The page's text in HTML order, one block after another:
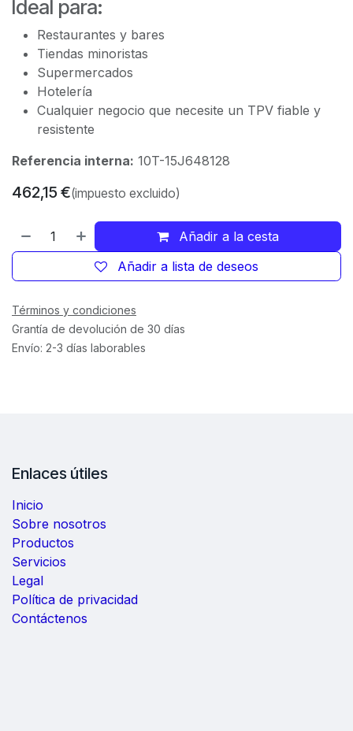
Ideal para:
Restaurantes y bares
Tiendas minoristas
Supermercados
Hotelería
Cualquier negocio que necesite un TPV fiable y
resistente
Referencia interna: 10T-15J648128
462,15 €(impuesto excluido)
Añadir a la cesta
Añadir a lista de deseos
Términos y condiciones
Grantía de devolución de 30 días
Envío: 2-3 días laborables
Enlaces útiles
Inicio
Sobre nosotros
Productos
Servicios
Legal
Política de privacidad
Contáctenos